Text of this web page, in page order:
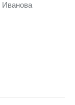
Иванова